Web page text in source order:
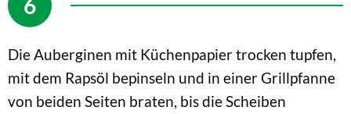
Die Auberginen mit Küchenpapier trocken tupfen,
mit dem Rapsöl bepinseln und in einer Grillpfanne
von beiden Seiten braten, bis die Scheiben